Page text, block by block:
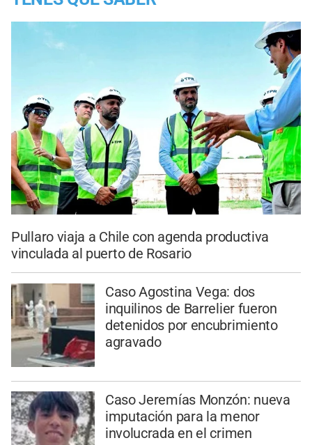
Pullaro viaja a Chile con agenda productiva
vinculada al puerto de Rosario
Caso Agostina Vega: dos
inquilinos de Barrelier fueron
detenidos por encubrimiento
agravado
Caso Jeremías Monzón: nueva
imputación para la menor
involucrada en el crimen